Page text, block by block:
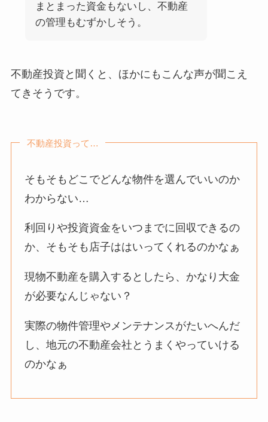
まとまった資金もないし、不動産
の管理もむずかしそう。
不動産投資と聞くと、ほかにもこんな声が聞こえ
てきそうです。
不動産投資って…
そもそもどこでどんな物件を選んでいいのか
わからない…
利回りや投資資金をいつまでに回収できるの
か、そもそも店子ははいってくれるのかなぁ
現物不動産を購入するとしたら、かなり大金
が必要なんじゃない？
実際の物件管理やメンテナンスがたいへんだ
し、地元の不動産会社とうまくやっていける
のかなぁ